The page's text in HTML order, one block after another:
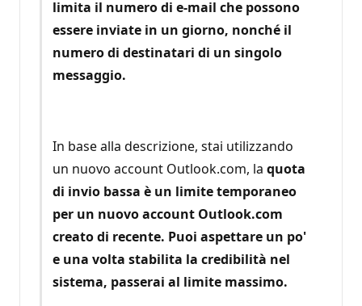
limita il numero di e-mail che possono
essere inviate in un giorno, nonché il
numero di destinatari di un singolo
messaggio.
In base alla descrizione, stai utilizzando
un nuovo account Outlook.com, la quota
di invio bassa è un limite temporaneo
per un nuovo account Outlook.com
creato di recente. Puoi aspettare un po'
e una volta stabilita la credibilità nel
sistema, passerai al limite massimo.